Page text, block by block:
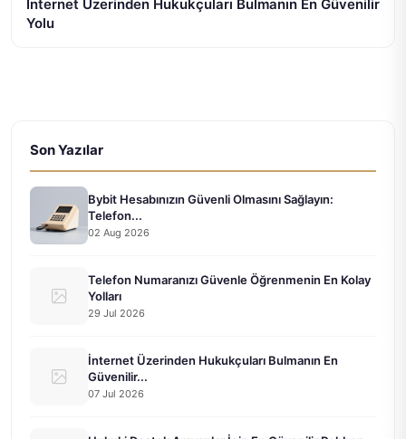
İnternet Üzerinden Hukukçuları Bulmanın En Güvenilir
Yolu
Son Yazılar
Bybit Hesabınızın Güvenli Olmasını Sağlayın:
Telefon...
02 Aug 2026
Telefon Numaranızı Güvenle Öğrenmenin En Kolay
Yolları
29 Jul 2026
İnternet Üzerinden Hukukçuları Bulmanın En
Güvenilir...
07 Jul 2026